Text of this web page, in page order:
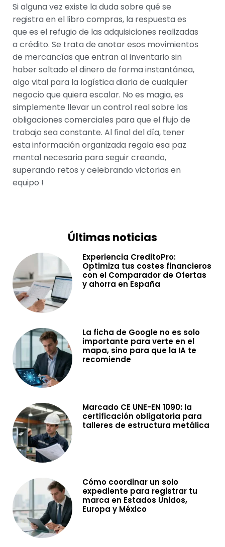
Si alguna vez existe la duda sobre qué se
registra en el libro compras, la respuesta es
que es el refugio de las adquisiciones realizadas
a crédito. Se trata de anotar esos movimientos
de mercancías que entran al inventario sin
haber soltado el dinero de forma instantánea,
algo vital para la logística diaria de cualquier
negocio que quiera escalar. No es magia, es
simplemente llevar un control real sobre las
obligaciones comerciales para que el flujo de
trabajo sea constante. Al final del día, tener
esta información organizada regala esa paz
mental necesaria para seguir creando,
superando retos y celebrando victorias en
equipo !
Últimas noticias
Experiencia CreditoPro:
Optimiza tus costes financieros
con el Comparador de Ofertas
y ahorra en España
La ficha de Google no es solo
importante para verte en el
mapa, sino para que la IA te
recomiende
Marcado CE UNE-EN 1090: la
certificación obligatoria para
talleres de estructura metálica
Cómo coordinar un solo
expediente para registrar tu
marca en Estados Unidos,
Europa y México